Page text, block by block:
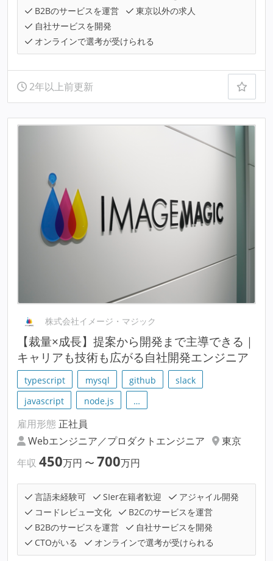
B2Bのサービスを運営
東京以外の求人
自社サービスを開発
オンラインで選考が受けられる
2年以上前更新
株式会社イメージ・マジック
【裁量×成長】提案から開発まで主導できる｜
キャリアも技術も広がる自社開発エンジニア
typescript mysql github
slack
javascript
node.js …
雇用形態 正社員
Webエンジニア／プロダクトエンジニア
東京
年収 450万円 〜 700万円
言語未経験可 SIer在籍者歓迎
アジャイル開発
コードレビュー文化
B2Cのサービスを運営
B2Bのサービスを運営
自社サービスを開発
CTOがいる
オンラインで選考が受けられる